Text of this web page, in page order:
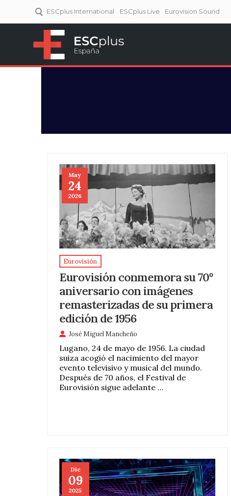
ESCplus International ESCplus Live Eurovision Sound
May
24
2026
Eurovisión
Eurovisión conmemora su 70º
aniversario con imágenes
remasterizadas de su primera
edición de 1956
José Miguel Mancheño
Lugano, 24 de mayo de 1956. La ciudad
suiza acogió el nacimiento del mayor
evento televisivo y musical del mundo.
Después de 70 años, el Festival de
Eurovisión sigue adelante …
Dic
09
2025